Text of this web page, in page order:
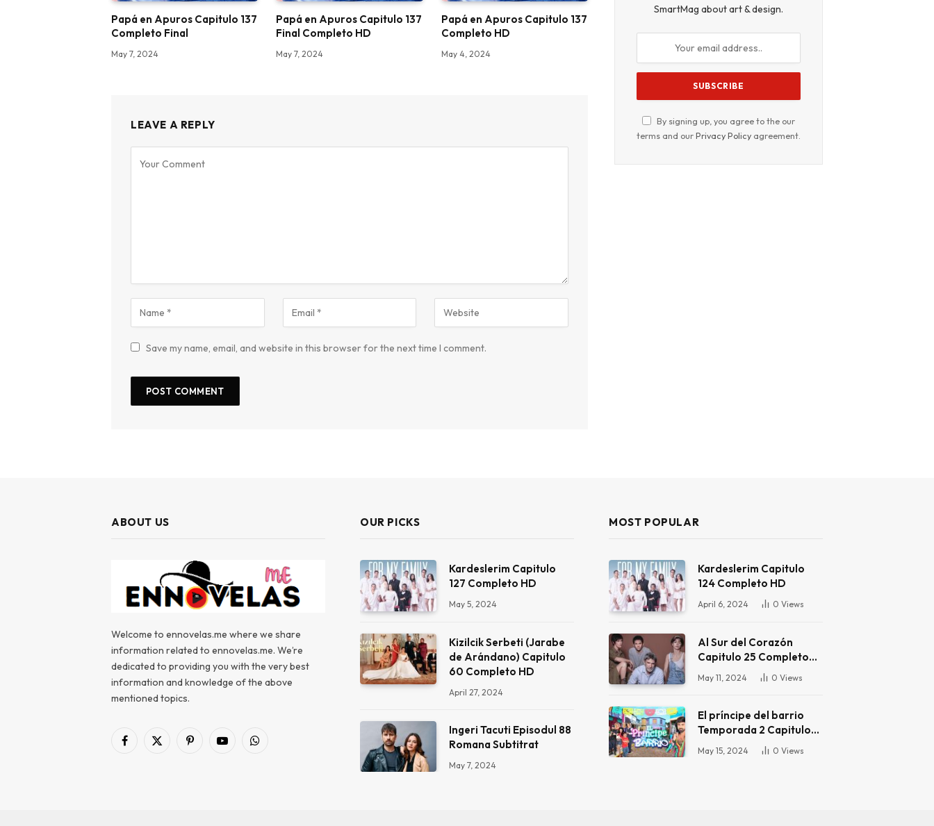
Papá en Apuros Capitulo 137
Completo Final
May 7, 2024
Papá en Apuros Capitulo 137
Final Completo HD
May 7, 2024
Papá en Apuros Capitulo 137
Completo HD
May 4, 2024
LEAVE A REPLY
Save my name, email, and website in this browser for the next time I comment.
SmartMag about art & design.
By signing up, you agree to the our
terms and ourPrivacy Policy agreement.
ABOUT US
Welcome to ennovelas.me where we share
information related to ennovelas.me. We’re
dedicated to providing you with the very best
information and knowledge of the above
mentioned topics.
Facebook
X
PinterestYouTubeWhatsApp
OUR PICKS
Kardeslerim Capitulo
127 Completo HD
May 5, 2024
Kizilcik Serbeti (Jarabe
de Arándano) Capitulo
60 Completo HD
April 27, 2024
Ingeri Tacuti Episodul 88
Romana Subtitrat
May 7, 2024
MOST POPULAR
Kardeslerim Capitulo
124 Completo HD
April 6, 2024 0 Views
Al Sur del Corazón
Capitulo 25 Completo
May 11, 2024 0 Views
El príncipe del barrio
Temporada 2 Capitulo
16 Completo HD
May 15, 2024 0 Views